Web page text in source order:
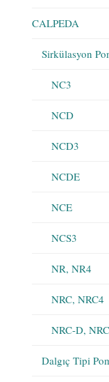
CALPEDA
Sirkülasyon
NC3
NCD
NCD3
NCDE
NCE
NCS3
NR, NR4
NRC, NRC4
NRC-D,
Dalgıç Tipi